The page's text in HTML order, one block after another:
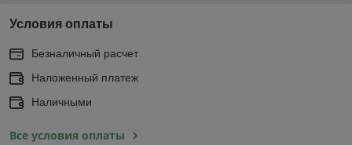
Условия оплаты
Безналичный расчет
Наложенный платеж
Наличными
Все условия оплаты